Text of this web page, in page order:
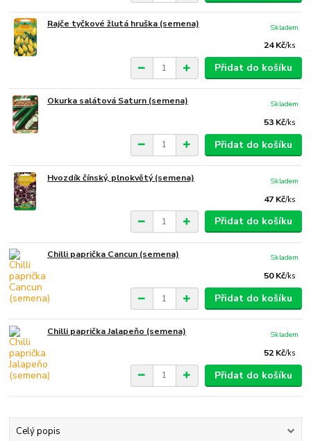
Rajče tyčkové žlutá hruška (semena)
24 Kč/ks
Skladem
Přidat do košíku
Okurka salátová Saturn (semena)
53 Kč/ks
Skladem
Přidat do košíku
Hvozdík čínský, plnokvětý (semena)
47 Kč/ks
Skladem
Přidat do košíku
Chilli paprička Cancun (semena)
50 Kč/ks
Skladem
Přidat do košíku
Chilli paprička Jalapeňo (semena)
52 Kč/ks
Skladem
Přidat do košíku
Celý popis